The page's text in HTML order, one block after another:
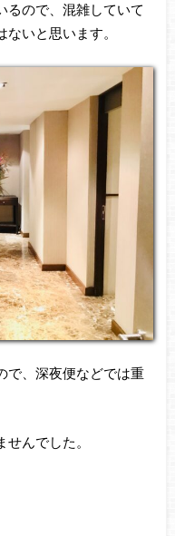
るので、混雑していて
いと思います。
で、深夜便などでは重
んでした。